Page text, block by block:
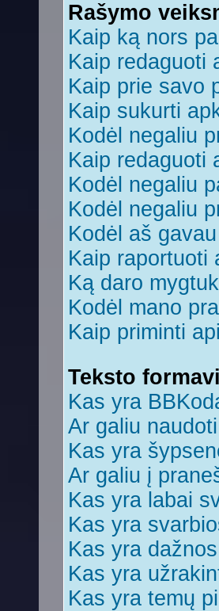
Rašymo
Kaip ką nors
Kaip redaguoti
Kaip prie savo
Kaip sukurti
Kodėl negaliu
Kaip redaguoti
Kodėl negaliu
Kodėl negaliu
Kodėl aš
Kaip raportuoti
Ką daro
Kodėl mano
Kaip priminti
Teksto
Kas yra
Ar galiu
Kas yra
Ar galiu į
Kas yra labai
Kas yra
Kas yra
Kas yra
Kas yra temų